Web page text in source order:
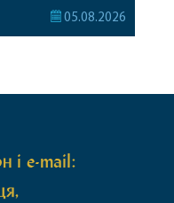
05.08.2026
і e-mail: